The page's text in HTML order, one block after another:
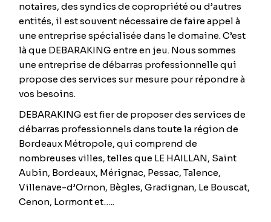
notaires, des syndics de copropriété ou d’autres
entités, il est souvent nécessaire de faire appel à
une entreprise spécialisée dans le domaine. C’est
là que DEBARAKING entre en jeu. Nous sommes
une entreprise de débarras professionnelle qui
propose des services sur mesure pour répondre à
vos besoins.
DEBARAKING est fier de proposer des services de
débarras professionnels dans toute la région de
Bordeaux Métropole, qui comprend de
nombreuses villes, telles que LE HAILLAN, Saint
Aubin, Bordeaux, Mérignac, Pessac, Talence,
Villenave-d’Ornon, Bègles, Gradignan, Le Bouscat,
Cenon, Lormont et…..